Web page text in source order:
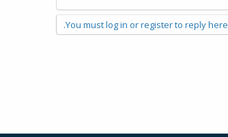
You must log in or register to reply here.